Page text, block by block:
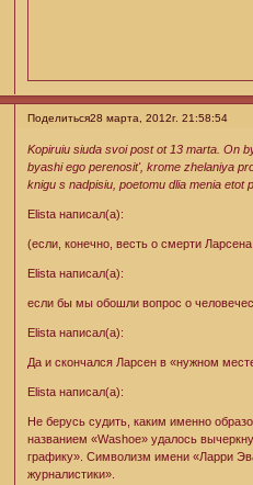
Поделиться28 марта, 2012г. 21:58:54
Kopiruiu siuda svoi post ot 13 marta. On
byashi ego perenosit', krome zhelaniya
knigu s nadpisiu, poetomu dlia menia etot
Elista написал(а):
(если, конечно, весть о смерти
Elista написал(а):
если бы мы обошли вопрос о
Elista написал(а):
Да и скончался Ларсен в «нужном
Elista написал(а):
Не берусь судить, каким именно
названием «Washoe» удалось
графику». Символизм имени «Ларри
журналистики».